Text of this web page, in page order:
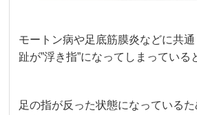
モートン病や足底筋膜炎などに共
趾が”浮き指”になってしまっている
足の指が反った状態になっている